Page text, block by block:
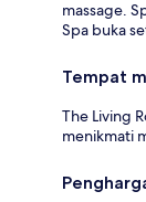
massage.
Spa buka
Tempat
The Living
menikmati